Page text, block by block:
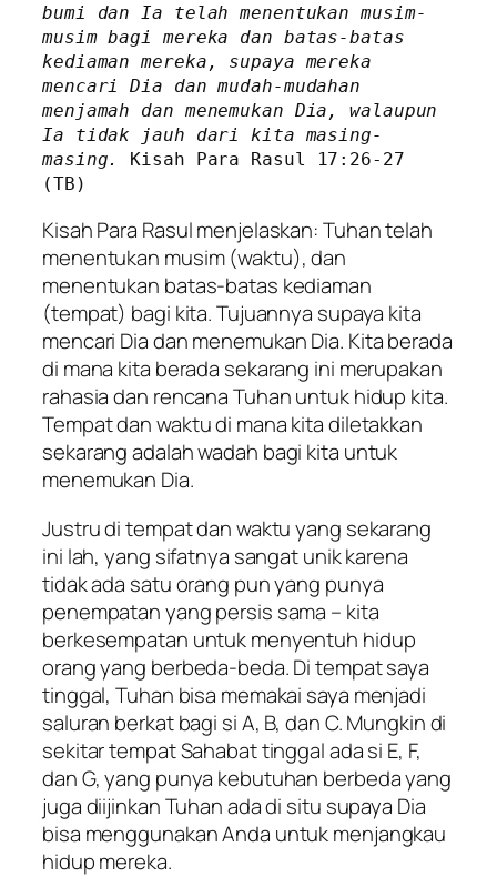
bumi dan Ia telah menentukan musim-
musim bagi mereka dan batas-batas
kediaman mereka, supaya mereka
mencari Dia dan mudah-mudahan
menjamah dan menemukan Dia, walaupun
Ia tidak jauh dari kita masing-
masing. Kisah Para Rasul 17:26-27
(TB)
Kisah Para Rasul menjelaskan: Tuhan telah
menentukan musim (waktu), dan
menentukan batas-batas kediaman
(tempat) bagi kita. Tujuannya supaya kita
mencari Dia dan menemukan Dia. Kita berada
di mana kita berada sekarang ini merupakan
rahasia dan rencana Tuhan untuk hidup kita.
Tempat dan waktu di mana kita diletakkan
sekarang adalah wadah bagi kita untuk
menemukan Dia.
Justru di tempat dan waktu yang sekarang
ini lah, yang sifatnya sangat unik karena
tidak ada satu orang pun yang punya
penempatan yang persis sama – kita
berkesempatan untuk menyentuh hidup
orang yang berbeda-beda. Di tempat saya
tinggal, Tuhan bisa memakai saya menjadi
saluran berkat bagi si A, B, dan C. Mungkin di
sekitar tempat Sahabat tinggal ada si E, F,
dan G, yang punya kebutuhan berbeda yang
juga diijinkan Tuhan ada di situ supaya Dia
bisa menggunakan Anda untuk menjangkau
hidup mereka.